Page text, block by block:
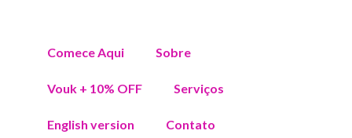
Comece Aqui Sobre
Vouk + 10% OFF Serviços
English version Contato